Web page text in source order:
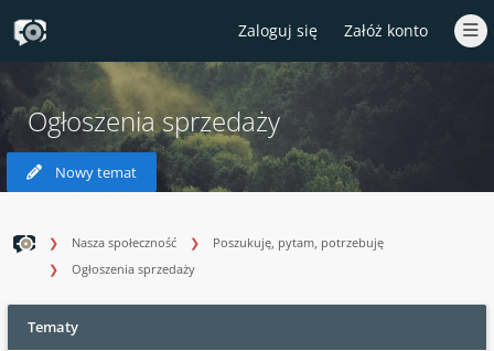
Zaloguj się Załóż konto
Ogłoszenia sprzedaży
Nowy temat
Nasza społeczność
Poszukuję, pytam, potrzebuję
Ogłoszenia sprzedaży
Tematy